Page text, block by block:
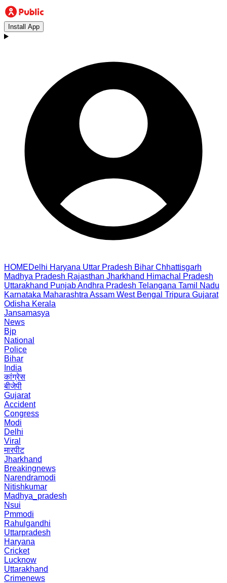
Install App
HOMEDelhi Haryana Uttar Pradesh Bihar Chhattisgarh
Madhya Pradesh Rajasthan Jharkhand Himachal Pradesh
Uttarakhand PunjabAndhra Pradesh Telangana Tamil Nadu
Karnataka Maharashtra Assam West Bengal Tripura Gujarat
Odisha Kerala
Jansamasya
News
Bjp
National
Police
Bihar
India
कांग्रेस
बीजेपी
Gujarat
Accident
Congress
Modi
Delhi
Viral
मारपीट
Jharkhand
Breakingnews
Narendramodi
Nitishkumar
Madhya_pradesh
Nsui
Pmmodi
Rahulgandhi
Uttarpradesh
Haryana
Cricket
Lucknow
Uttarakhand
Crimenews